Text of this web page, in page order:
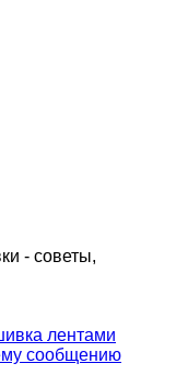
- советы,
лентами
сообщению